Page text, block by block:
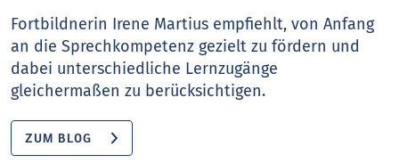
Fortbildnerin Irene Martius empfiehlt, von Anfang
an die Sprechkompetenz gezielt zu fördern und
dabei unterschiedliche Lernzugänge
gleichermaßen zu berücksichtigen.
ZUM BLOG